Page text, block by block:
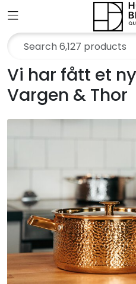
Skip to main content
Toggle navigation
Vi har fått et
Vargen & Thor
Merker
Aktuelt
Jobb hos oss